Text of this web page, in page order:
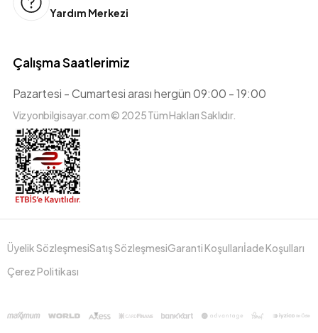
Yardım Merkezi
Çalışma Saatlerimiz
Pazartesi - Cumartesi arası hergün 09:00 - 19:00
Vizyonbilgisayar.com © 2025 Tüm Hakları Saklıdır.
Üyelik SözleşmesiSatış SözleşmesiGaranti Koşullarıİade Koşulları
Çerez Politikası